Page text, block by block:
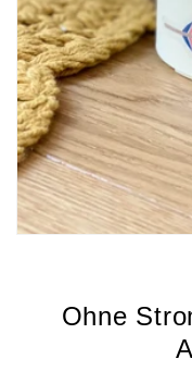
l
t
Ohne